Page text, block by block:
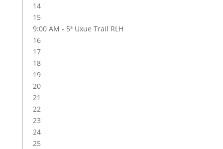
14
15
9:00 AM - 5ª Uxue Trail RLH
16
17
18
19
20
21
22
23
24
25